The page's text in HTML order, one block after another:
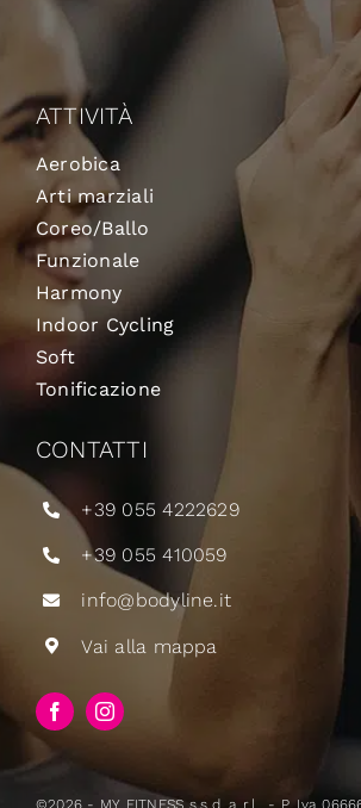
ATTIVITÀ
Aerobica
Arti marziali
Coreo/Ballo
Funzionale
Harmony
Indoor Cycling
Soft
Tonificazione
CONTATTI
+39 055 4222629
+39 055 410059
info@bodyline.it
Vai alla mappa
©2026 - MY FITNESS s.s.d. a r.l., - P. Iva